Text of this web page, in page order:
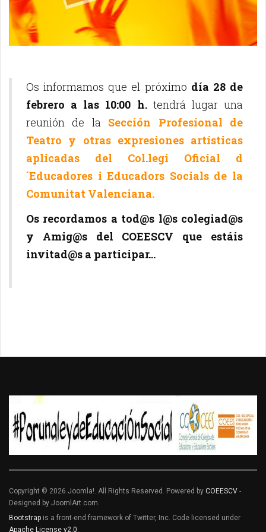
Os informamos que el próximo día 28 de
febrero a las 10:00 h. tendrá lugar una
reunión de la Sección Profesional de
Teatro y otras expresiones artísticas
aplicadas del Col.legi Oficial d
´Educadores i Educadors Socials de la
Comunitat Valenciana.
Os recordamos a tod@s l@s colegiad@s
y Amig@s del COEESCV que estáis
invitad@s a participar...
Copyright © 2026 Joomla!. All Rights Reserved. Powered by COEESCV -
Designed by JoomlArt.com.
Bootstrap is a front-end framework of Twitter, Inc. Code licensed under
Apache License v2.0